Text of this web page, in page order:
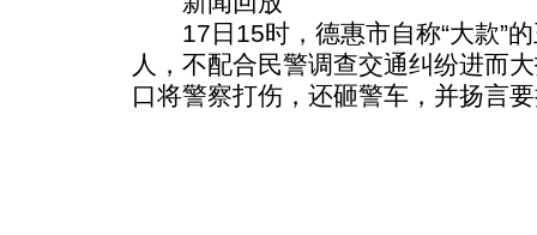
17日15时，德惠市自称“大款”的
人，不配合民警调查交通纠纷进而
口将警察打伤，还砸警车，并扬言